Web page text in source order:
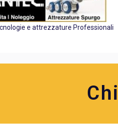
e attrezzature Professionali